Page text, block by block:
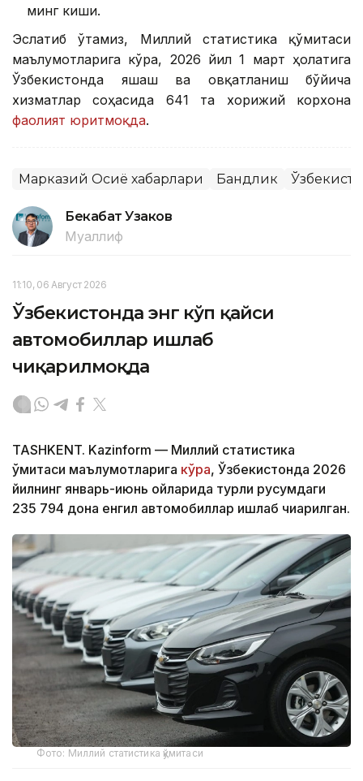
минг киши.
Эслатиб ўтамиз, Миллий статистика қўмитаси
маълумотларига кўра, 2026 йил 1 март ҳолатига
Ўзбекистонда яшаш ва овқатланиш бўйича
хизматлар соҳасида 641 та хорижий корхона
фаолият юритмоқда.
Марказий Осиё хабарлари Бандлик
Бекабат Узаков
Муаллиф
11:10, 06 Август 2026
Ўзбекистонда энг кўп қайси
автомобиллар ишлаб
чиқарилмоқда
TASHKENT. Kazinform — Миллий статистика
қўмитаси маълумотларига кўра, Ўзбекистонда 2026
йилнинг январь-июнь ойларида турли русумдаги
235 794 дона енгил автомобиллар ишлаб чиқарилган.
Фото: Миллий статистика қўмитаси